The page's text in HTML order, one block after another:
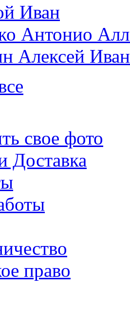
Иван
Антонио
Алексей
свое фото
Доставка
право